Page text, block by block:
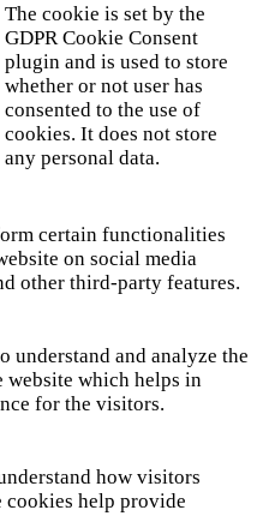
The cookie is set by the
GDPR Cookie Consent
plugin and is used to store
whether or not user has
consented to the use of
cookies. It does not store
any personal data.
certain functionalities
on social media
other third-party features.
understand and analyze the
website which helps in
for the visitors.
how visitors
cookies help provide